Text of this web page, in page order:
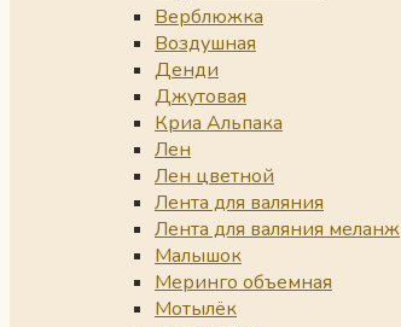
Верблюжка
Воздушная
Денди
Джутовая
Криа Альпака
Лен
Лен цветной
Лента для валяния
Лента для валяния меланж
Малышок
Меринго объемная
Мотылёк